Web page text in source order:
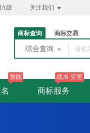
A级 关注我们
商标查询 商标交易
综合查询
智能
商标服务
续展 变更